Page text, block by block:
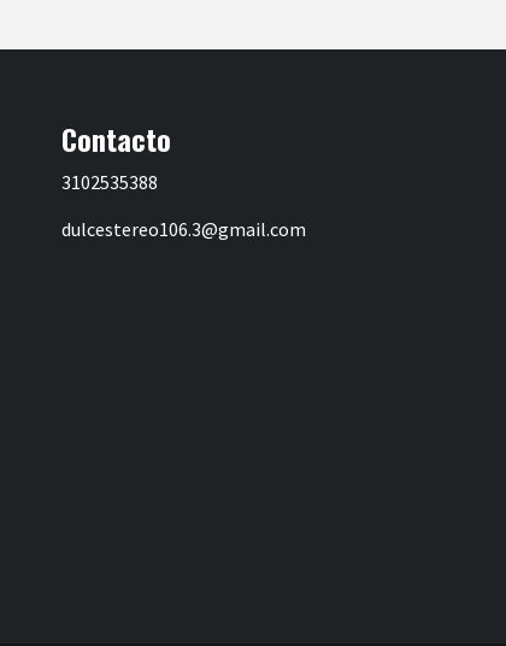
Contacto
3102535388
dulcestereo106.3@gmail.com